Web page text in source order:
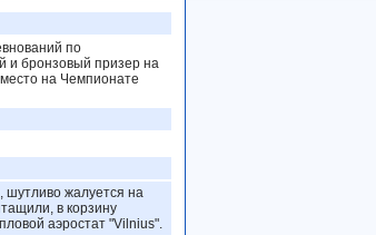
по
и бронзовый призер на
на Чемпионате
шутливо жалуется на
в корзину
аэростат "Vilnius".